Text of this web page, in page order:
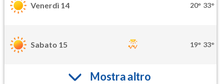
Venerdì 14 20° 33°
Sabato 15 19° 33°
Mostra altro